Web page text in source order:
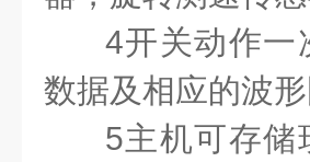
4开关动作一
数据及相应的波形
5主机可存储